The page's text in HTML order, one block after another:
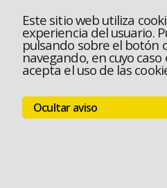
Este sitio web utiliza
experiencia del usuario.
pulsando sobre el botón
navegando, en cuyo
acepta el uso de las
Ocultar aviso